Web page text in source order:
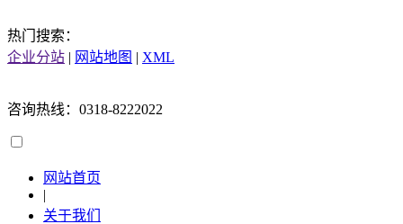
热门搜索：
企业分站 | 网站地图 | XML
咨询热线：0318-8222022
网站首页
|
关于我们